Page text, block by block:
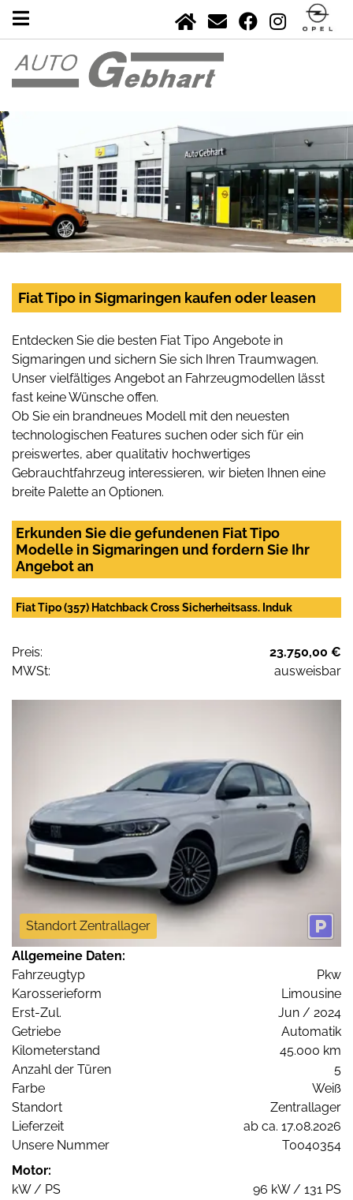
Fiat Tipo in Sigmaringen kaufen oder leasen
Entdecken Sie die besten Fiat Tipo Angebote in
Sigmaringen und sichern Sie sich Ihren Traumwagen.
Unser vielfältiges Angebot an Fahrzeugmodellen lässt
fast keine Wünsche offen.
Ob Sie ein brandneues Modell mit den neuesten
technologischen Features suchen oder sich für ein
preiswertes, aber qualitativ hochwertiges
Gebrauchtfahrzeug interessieren, wir bieten Ihnen eine
breite Palette an Optionen.
Erkunden Sie die gefundenen Fiat Tipo
Modelle in Sigmaringen und fordern Sie Ihr
Angebot an
Fiat Tipo (357) Hatchback Cross Sicherheitsass. Induk
Preis:
23.750,00 €
MWSt:
ausweisbar
Standort Zentrallager
Allgemeine Daten:
Fahrzeugtyp
Pkw
Karosserieform
Limousine
Erst-Zul.
Jun / 2024
Getriebe
Automatik
Kilometerstand
45.000 km
Anzahl der Türen
5
Farbe
Weiß
Standort
Zentrallager
Lieferzeit
ab ca. 17.08.2026
Unsere Nummer
T0040354
Motor:
kW / PS
96 kW / 131 PS